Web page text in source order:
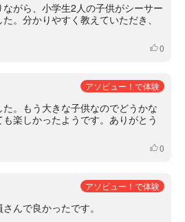
がら、小学生2人の子供がシーサー
。分かりやすく教えていただき、
いいね
0
アソビュー！で体験
。もう大きな子供なのでどうかな
楽しかったようです。ありがとう
いいね
0
アソビュー！で体験
んで良かったです。